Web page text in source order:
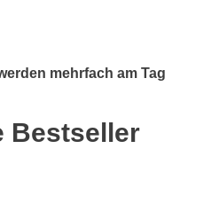
mehrfach am Tag
Bestseller